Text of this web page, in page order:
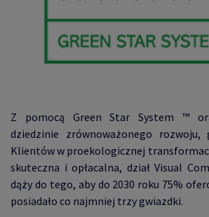
Z pomocą Green Star System ™
dziedzinie zrównoważonego rozwoju,
Klientów w proekologicznej
skuteczna i opłacalna, dział Visual
dąży do tego, aby do 2030 roku 75%
posiadało co najmniej trzy gwiazdki.